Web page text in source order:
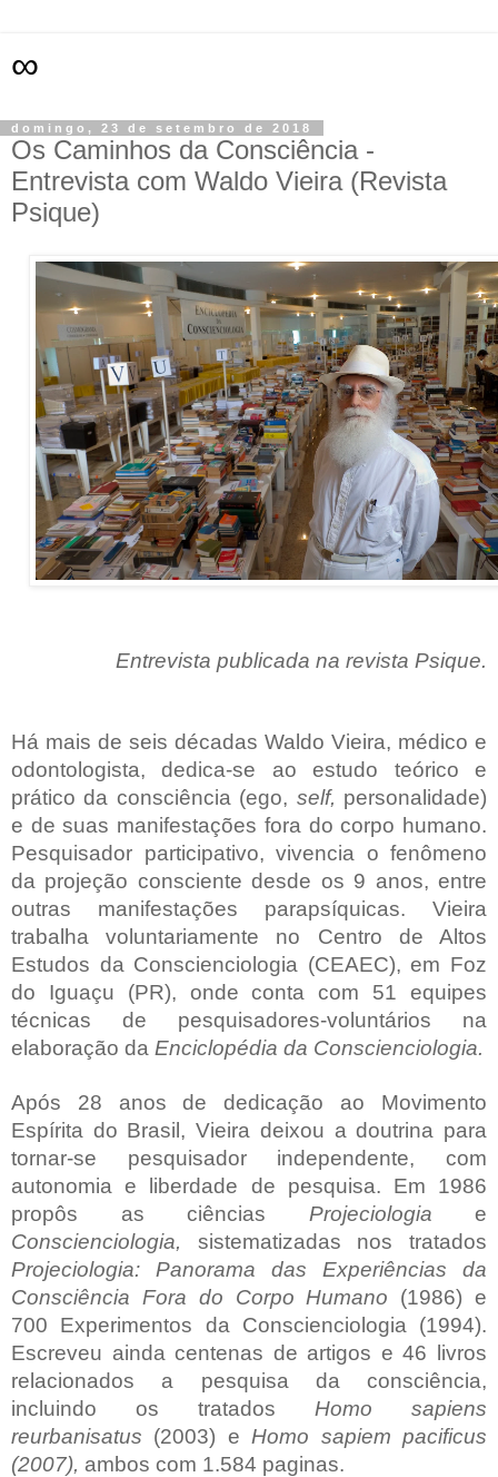
∞
domingo, 23 de setembro de 2018
Os Caminhos da Consciência -
Entrevista com Waldo Vieira (Revista
Psique)
Entrevista publicada na revista Psique.
Há mais de seis décadas Waldo Vieira, médico e
odontologista, dedica-se ao estudo teórico e
prático da consciência (ego, self, personalidade)
e de suas manifestações fora do corpo humano.
Pesquisador participativo, vivencia o fenômeno
da projeção consciente desde os 9 anos, entre
outras manifestações parapsíquicas. Vieira
trabalha voluntariamente no Centro de Altos
Estudos da Conscienciologia (CEAEC), em Foz
do Iguaçu (PR), onde conta com 51 equipes
técnicas de pesquisadores-voluntários na
elaboração da Enciclopédia da Conscienciologia.
Após 28 anos de dedicação ao Movimento
Espírita do Brasil, Vieira deixou a doutrina para
tornar-se pesquisador independente, com
autonomia e liberdade de pesquisa. Em 1986
propôs as ciências Projeciologia e
Conscienciologia, sistematizadas nos tratados
Projeciologia: Panorama das Experiências da
Consciência Fora do Corpo Humano (1986) e
700 Experimentos da Conscienciologia (1994).
Escreveu ainda centenas de artigos e 46 livros
relacionados a pesquisa da consciência,
incluindo os tratados Homo sapiens
reurbanisatus (2003) e Homo sapiem pacificus
(2007), ambos com 1.584 paginas.